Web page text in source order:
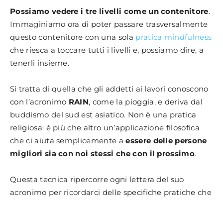
Possiamo vedere i tre livelli come un contenitore.
Immaginiamo ora di poter passare trasversalmente
questo contenitore con una sola pratica mindfulness
che riesca a toccare tutti i livelli e, possiamo dire, a
tenerli insieme.
Si tratta di quella che gli addetti ai lavori conoscono
con l’acronimo RAIN, come la pioggia, e deriva dal
buddismo del sud est asiatico. Non è una pratica
religiosa: è più che altro un’applicazione filosofica
che ci aiuta semplicemente aessere delle persone
migliori sia con noi stessi che con il prossimo.
Questa tecnica ripercorre ogni lettera del suo
acronimo per ricordarci delle specifiche pratiche che